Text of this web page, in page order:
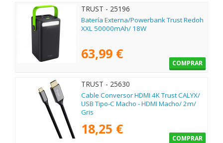
TRUST - 25196
Batería Externa/Powerbank Trust Redoh
XXL 50000mAh/ 18W
63,99 €
COMPRAR
TRUST - 25630
Cable Conversor HDMI 4K Trust CALYX/
USB Tipo-C Macho - HDMI Macho/ 2m/
Gris
18,25 €
COMPRAR